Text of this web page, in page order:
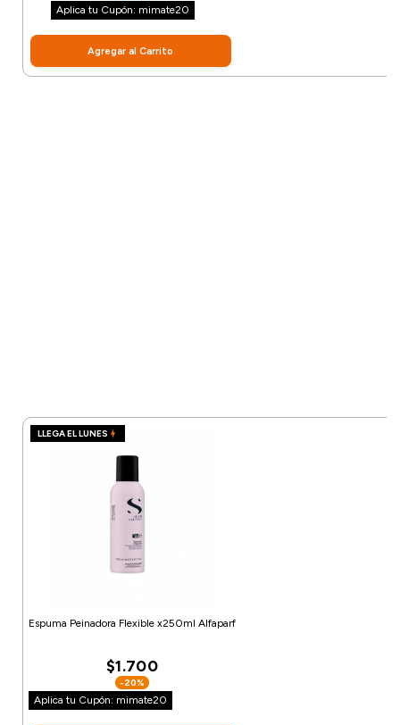
Aplica tu Cupón: mimate20
Agregar al Carrito
LLEGA EL LUNES
Espuma Peinadora Flexible x250ml Alfaparf
$1.700
-20%
Aplica tu Cupón: mimate20